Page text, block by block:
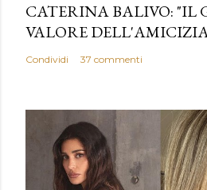
CATERINA BALIVO: "IL
VALORE
Condividi 37 commenti